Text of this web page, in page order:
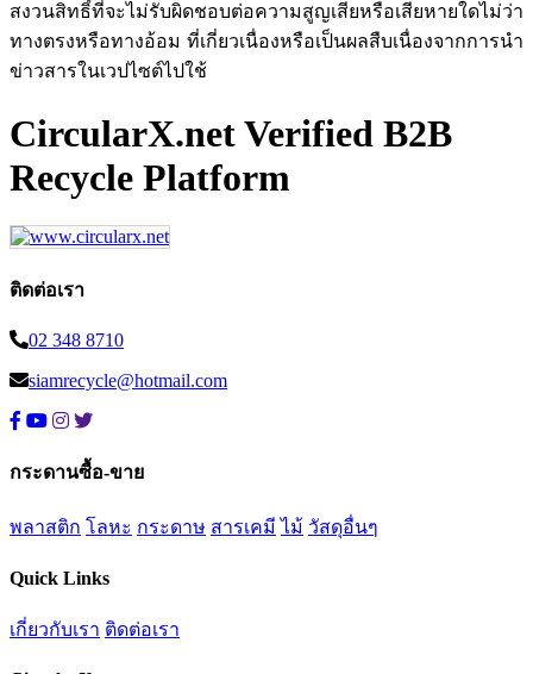
สงวนสิทธิ์ที่จะไม่รับผิดชอบต่อความสูญเสียหรือเสียหายใดไม่ว่า
ทางตรงหรือทางอ้อม ที่เกี่ยวเนื่องหรือเป็นผลสืบเนื่องจากการนำ
ข่าวสารในเวปไซต์ไปใช้
CircularX.net Verified B2B
Recycle Platform
ติดต่อเรา
02 348 8710
siamrecycle@hotmail.com
กระดานซื้อ-ขาย
พลาสติก โลหะ กระดาษ สารเคมี ไม้ วัสดุอื่นๆ
Quick Links
เกี่ยวกับเรา ติดต่อเรา